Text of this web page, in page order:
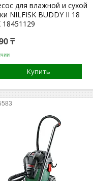
для влажной и сухой
NILFISK BUDDY II 18
18451129
₸
Купить